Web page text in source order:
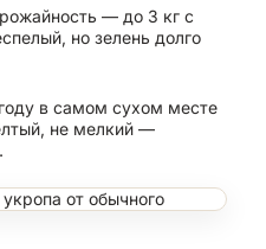
— до 3 кг с
но зелень долго
в самом сухом месте
не мелкий —